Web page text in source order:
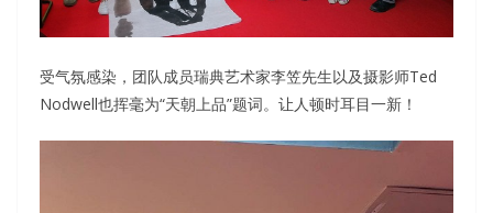
受气氛感染，团队成员瑞典艺术家李笠先生以及摄影师Ted
Nodwell也挥毫为“天朝上品”题词。让人顿时耳目一新！